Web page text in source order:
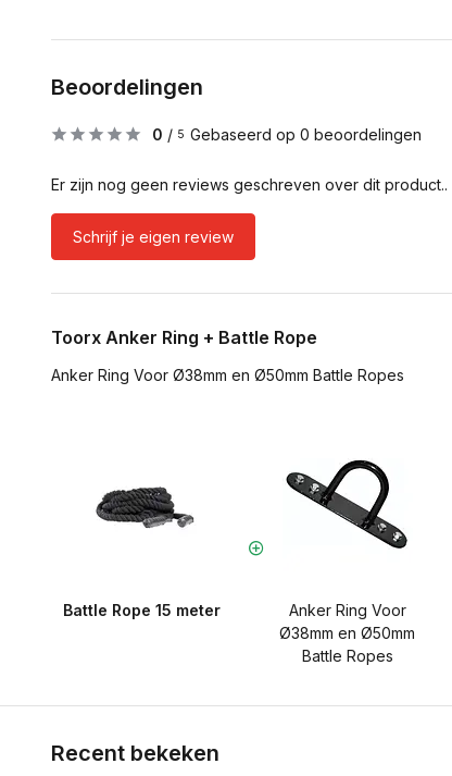
Beoordelingen
0 / 5 Gebaseerd op 0 beoordelingen
Er zijn nog geen reviews geschreven over dit product..
Schrijf je eigen review
Toorx Anker Ring + Battle Rope
Anker Ring Voor Ø38mm en Ø50mm Battle Ropes
Battle Rope 15 meter
Anker Ring Voor
Ø38mm en Ø50mm
Battle Ropes
Recent bekeken